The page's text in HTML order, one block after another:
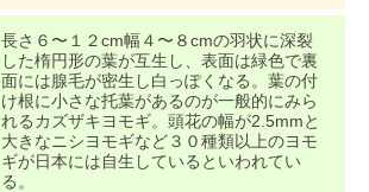
長さ６〜１２cm幅４〜８cmの羽状に深裂
した楕円形の葉が互生し、表面は緑色で裏
面には腺毛が密生し白っぽくなる。葉の付
け根に小さな托葉があるのが一般的にみら
れるカズザキヨモギ。頭花の幅が2.5mmと
大きなニシヨモギなど３０種類以上のヨモ
ギが日本には自生しているといわれてい
る。